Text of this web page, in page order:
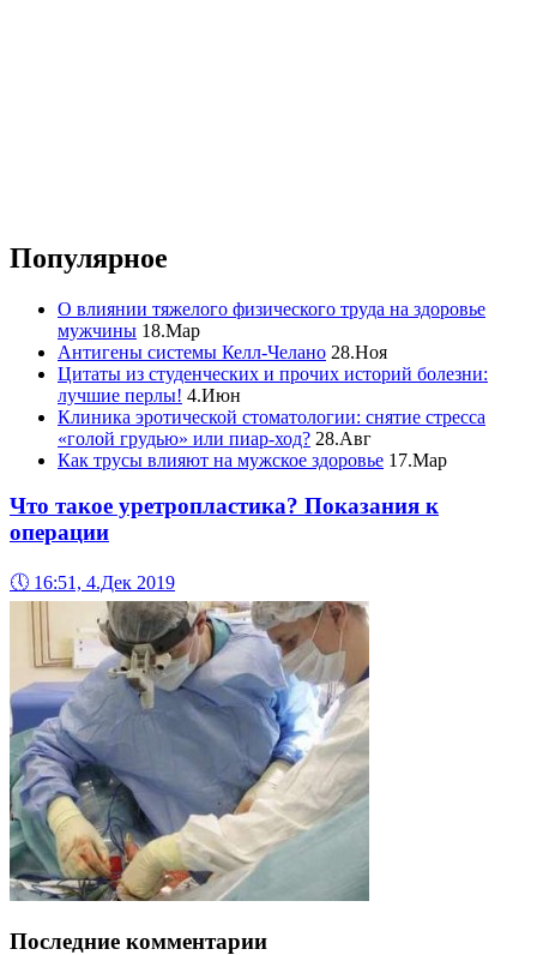
Популярное
О влиянии тяжелого физического труда на здоровье
мужчины 18.Мар
Антигены системы Келл-Челано 28.Ноя
Цитаты из студенческих и прочих историй болезни:
лучшие перлы! 4.Июн
Клиника эротической стоматологии: снятие стресса
«голой грудью» или пиар-ход? 28.Авг
Как трусы влияют на мужское здоровье 17.Мар
Что такое уретропластика? Показания к
операции
🕔 16:51, 4.Дек 2019
Последние комментарии